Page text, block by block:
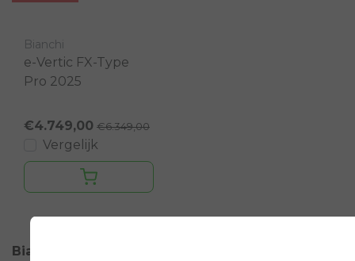
Bianchi
e-Vertic FX-Type
Pro 2025
€4.749,00 €6.349,00
Vergelijk
Bianchi